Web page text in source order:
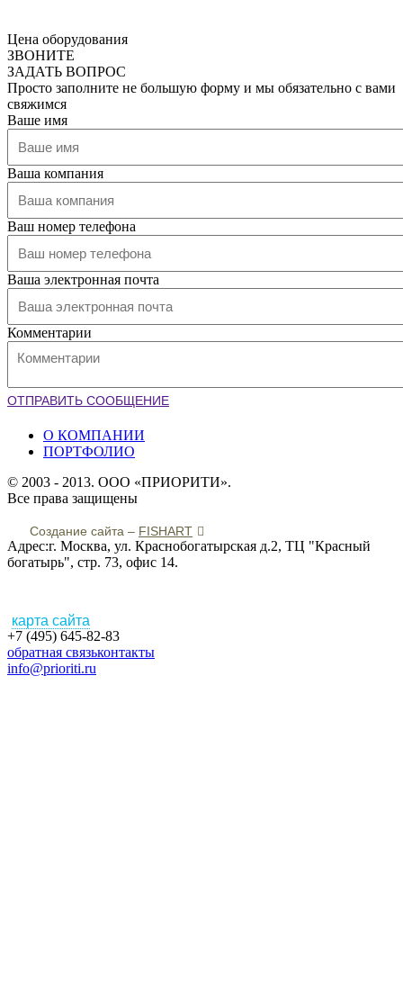
Цена оборудования
ЗВОНИТЕ
ЗАДАТЬ ВОПРОС
Просто заполните не большую форму и мы обязательно с вами
свяжимся
Ваше имя
Ваша компания
Ваш номер телефона
Ваша электронная почта
Комментарии
ОТПРАВИТЬ СООБЩЕНИЕ
О КОМПАНИИ
ПОРТФОЛИО
© 2003 - 2013. ООО «ПРИОРИТИ».
Все права защищены
Создание сайта – FISHART
Адрес:г. Москва, ул. Краснобогатырская д.2, ТЦ "Красный
богатырь", стр. 73, офис 14.
карта сайта
+7 (495) 645-82-83
обратная связьконтакты
info@prioriti.ru